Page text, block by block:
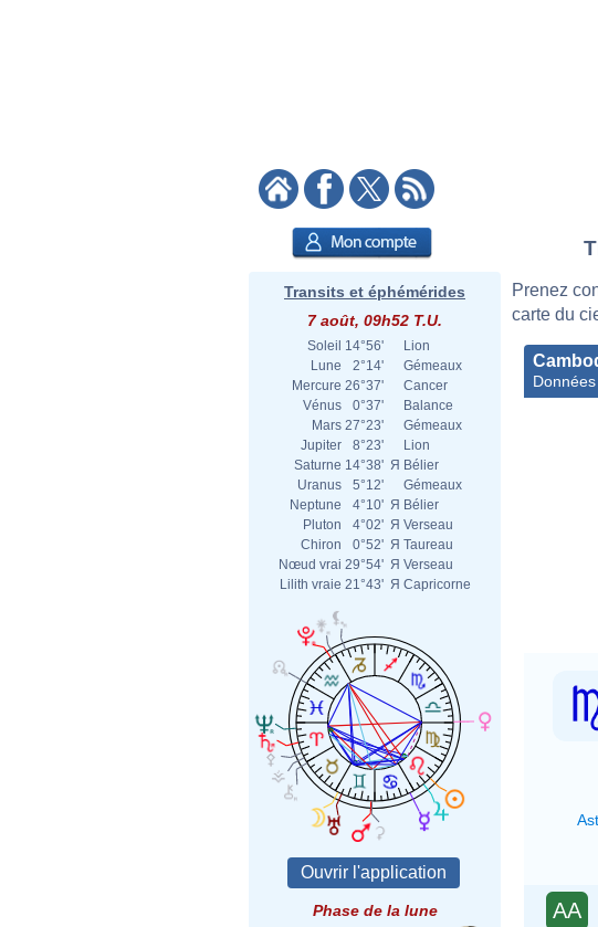
Transits et éphémérides
7 août, 09h52 T.U.
Soleil 14°56'
Lion
Lune
2°14'
Gémeaux
Mercure 26°37'
Cancer
Vénus
0°37'
Balance
Mars 27°23'
Gémeaux
Jupiter
8°23'
Lion
Saturne 14°38' Я Bélier
Uranus
5°12'
Gémeaux
Neptune
4°10' Я Bélier
Pluton
4°02' Я Verseau
Chiron
0°52' Я Taureau
Nœud vrai 29°54' Я Verseau
Lilith vraie 21°43' Я Capricorne
Phase de la lune
Prenez
carte du
AA